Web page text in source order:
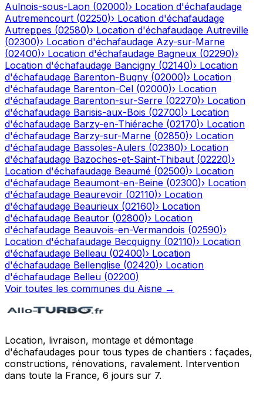
Aulnois-sous-Laon (02000)› Location d'échafaudage
Autremencourt (02250)› Location d'échafaudage
Autreppes (02580)› Location d'échafaudage Autreville
(02300)› Location d'échafaudage Azy-sur-Marne
(02400)› Location d'échafaudage Bagneux (02290)›
Location d'échafaudage Bancigny (02140)› Location
d'échafaudage Barenton-Bugny (02000)› Location
d'échafaudage Barenton-Cel (02000)› Location
d'échafaudage Barenton-sur-Serre (02270)› Location
d'échafaudage Barisis-aux-Bois (02700)› Location
d'échafaudage Barzy-en-Thiérache (02170)› Location
d'échafaudage Barzy-sur-Marne (02850)› Location
d'échafaudage Bassoles-Aulers (02380)› Location
d'échafaudage Bazoches-et-Saint-Thibaut (02220)›
Location d'échafaudage Beaumé (02500)› Location
d'échafaudage Beaumont-en-Beine (02300)› Location
d'échafaudage Beaurevoir (02110)› Location
d'échafaudage Beaurieux (02160)› Location
d'échafaudage Beautor (02800)› Location
d'échafaudage Beauvois-en-Vermandois (02590)›
Location d'échafaudage Becquigny (02110)› Location
d'échafaudage Belleau (02400)› Location
d'échafaudage Bellenglise (02420)› Location
d'échafaudage Belleu (02200)
Voir toutes les communes du Aisne →
Location, livraison, montage et démontage
d'échafaudages pour tous types de chantiers : façades,
constructions, rénovations, ravalement. Intervention
dans toute la France, 6 jours sur 7.